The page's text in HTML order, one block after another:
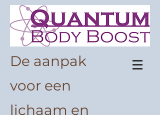
De aanpak
voor een
lichaam en